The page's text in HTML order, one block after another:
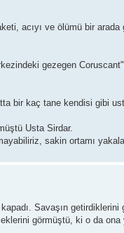
acıyı ve ölümü bir
gezegen
bir kaç tane kendisi gibi
Usta Sirdar.
sakin ortamı
Savaşın
görmüştü, ki o da